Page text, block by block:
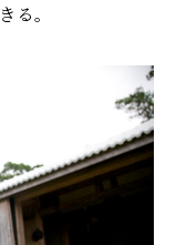
る。